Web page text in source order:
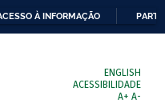
À INFORMAÇÃO
ENGLISH
ACESSIBILIDADE
A+ A-